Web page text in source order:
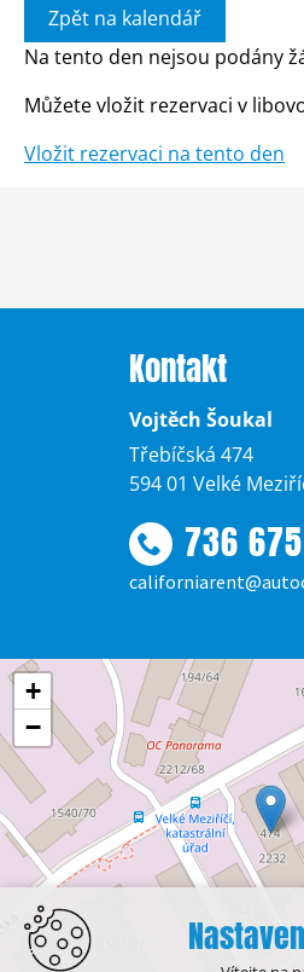
Zpět na kalendář
Na tento den nejsou podány
Můžete vložit rezervaci v
Vložit rezervaci na tento den
Kontakt
Vojtěch Šoukal
Třebíčská 474
594 01 Velké
736
+
−